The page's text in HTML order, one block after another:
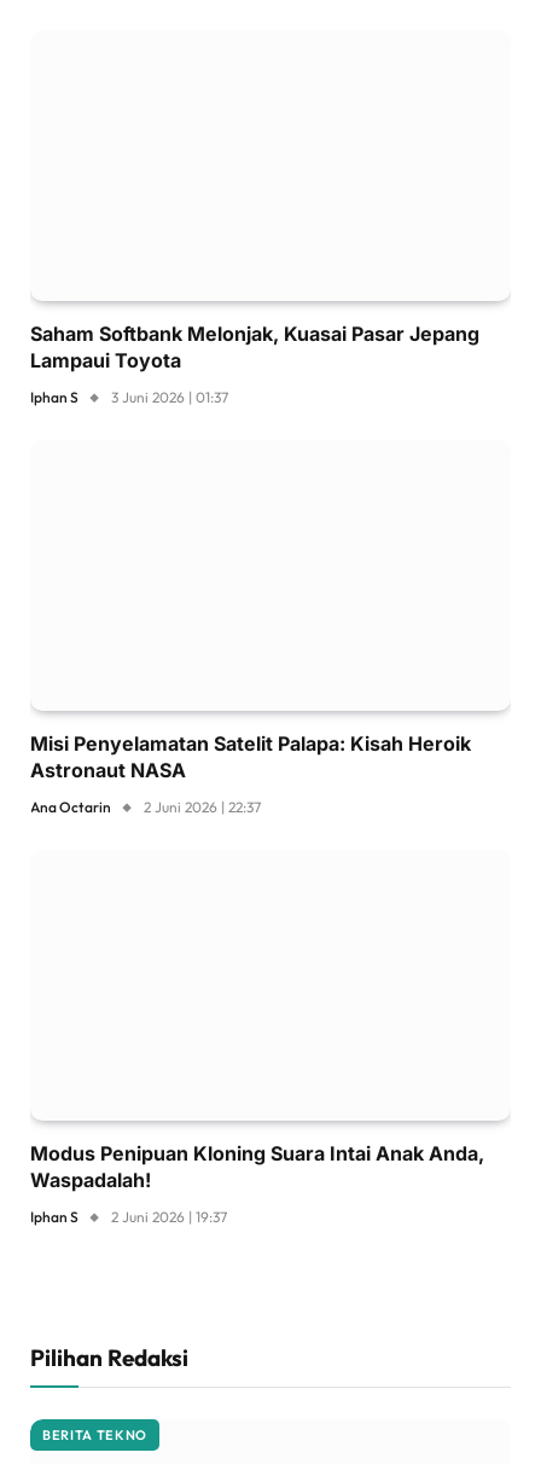
Saham Softbank Melonjak, Kuasai Pasar Jepang
Lampaui Toyota
Iphan S 3 Juni 2026 | 01:37
Misi Penyelamatan Satelit Palapa: Kisah Heroik
Astronaut NASA
Ana Octarin 2 Juni 2026 | 22:37
Modus Penipuan Kloning Suara Intai Anak Anda,
Waspadalah!
Iphan S 2 Juni 2026 | 19:37
Pilihan Redaksi
BERITA TEKNO